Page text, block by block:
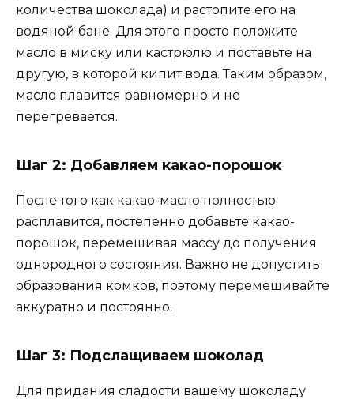
количества шоколада) и растопите его на
водяной бане. Для этого просто положите
масло в миску или кастрюлю и поставьте на
другую, в которой кипит вода. Таким образом,
масло плавится равномерно и не
перегревается.
Шаг 2: Добавляем какао-порошок
После того как какао-масло полностью
расплавится, постепенно добавьте какао-
порошок, перемешивая массу до получения
однородного состояния. Важно не допустить
образования комков, поэтому перемешивайте
аккуратно и постоянно.
Шаг 3: Подслащиваем шоколад
Для придания сладости вашему шоколаду